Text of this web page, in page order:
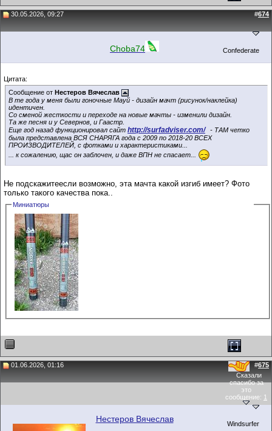
30.05.2026, 09:27 #674
Choba74 Confederate
Цитата:
Сообщение от Нестеров Вячеслав
В те года у меня были гоночные Мауй - дизайн мачт (рисунок/наклейка)
идентичен.
Со сменой жесткости и переходе на новые мачты - изменили дизайн.
Та же песня и у Севернов, и Гаастр.
Еще год назад функционировал сайт http://surfadviser.com/
- ТАМ четко
была представлена ВСЯ СНАРЯГА года с 2009 по 2018-20 ВСЕХ
ПРОИЗВОДИТЕЛЕЙ, с фотками и характеристиками...
... к сожалению, щас он заблочен, и даже ВПН не спасает...
Не подскажитеесли возможно, эта мачта какой изгиб имеет? Фото
только такого качества пока..
Миниатюры
01.06.2026, 01:16 #675
Сказали
спасибо за
это
сообщение: 1
Нестеров Вячеслав Windsurfer